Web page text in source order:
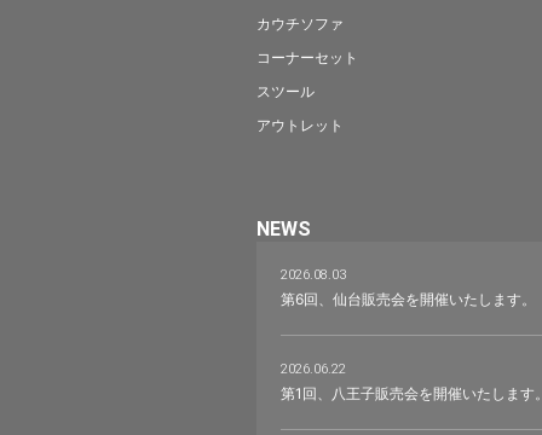
カウチソファ
コーナーセット
スツール
アウトレット
NEWS
2026.08.03
第6回、仙台販売会を開催いたします。
2026.06.22
第1回、八王子販売会を開催いたします。